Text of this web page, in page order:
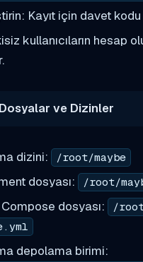
Kayıt için davet
kullanıcıların hesap
ve Dizinler
dizini: /root/maybe
dosyası: /root/
dosyası:
/
depolama birimi: